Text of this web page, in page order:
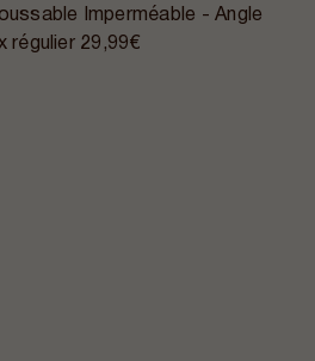
Imperméable - Angle
régulier 29,99€